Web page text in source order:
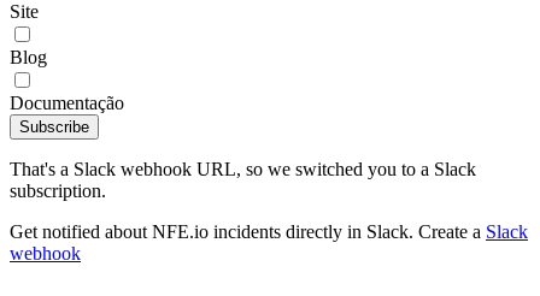
Site
Blog
Documentação
Subscribe
That's a Slack webhook URL, so we switched you to a Slack
subscription.
Get notified about NFE.io incidents directly in Slack. Create a Slack
webhook